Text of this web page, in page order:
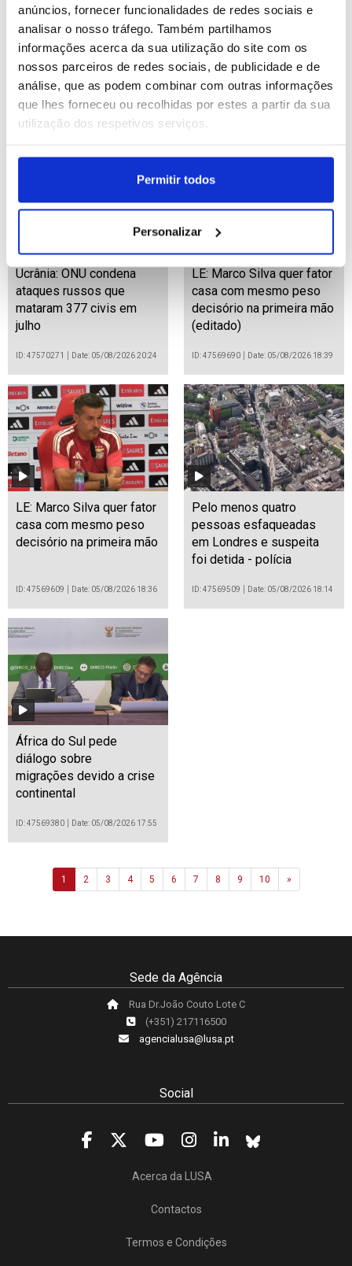
anúncios, fornecer funcionalidades de redes sociais e
analisar o nosso tráfego. Também partilhamos
informações acerca da sua utilização do site com os
nossos parceiros de redes sociais, de publicidade e de
análise, que as podem combinar com outras informações
que lhes forneceu ou recolhidas por estes a partir da sua
utilização dos respetivos serviços.
Permitir todos
Personalizar
Erupção de vulcão do
Fogo na Guatemala chega
ao fim
ID: 47571863 Date: 06/08/2026 08:45
Estreias da semana
(editado)
ID: 47559036
Ucrânia: ONU condena
ataques russos que
mataram 377 civis em
julho
ID: 47570271 Date: 05/08/2026 20:24
LE: Marco Silva quer fator
casa com mesmo peso
decisório na primeira mão
(editado)
ID: 47569690 Date: 05/08/2026 18:39
LE: Marco Silva quer fator
casa com mesmo peso
decisório na primeira mão
ID: 47569609 Date: 05/08/2026 18:36
Pelo menos quatro
pessoas esfaqueadas
em Londres e suspeita
foi detida - polícia
ID: 47569509 Date: 05/08/2026 18:14
África do Sul pede
diálogo sobre
migrações devido a crise
continental
ID: 47569380 Date: 05/08/2026 17:55
1 2 3 4 5 6 7 8 9 10 »Next
Sede da Agência
Rua Dr.João Couto Lote C
(+351) 217116500
agencialusa@lusa.pt
Social
Acerca da LUSA
Contactos
Termos e Condições